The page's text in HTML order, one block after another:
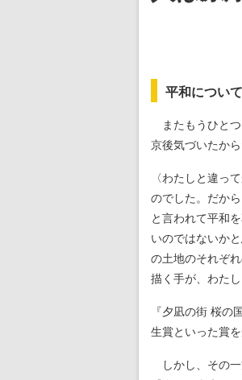
平和につい
またもうひとつ
京後気づいたから
〈わたしと違っ
のでした。だか
と言われて平和
いのではないか
の土地のそれぞ
描く手が、わた
『夕凪の街 桜の
生賞といった賞
しかし、その一